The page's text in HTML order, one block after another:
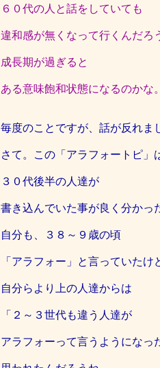
６０代の人と話をしていても
違和感が無くなって行くんだろ
成長期が過ぎると
ある意味飽和状態になるのかな
毎度のことですが、話が反れま
さて。この「アラフォートピ」
３０代後半の人達が
書き込んでいた事が良く分かっ
自分も、３８～９歳の頃
「アラフォー」と言っていたけ
自分らより上の人達からは
「２～３世代も違う人達が
アラフォーって言うようになっ